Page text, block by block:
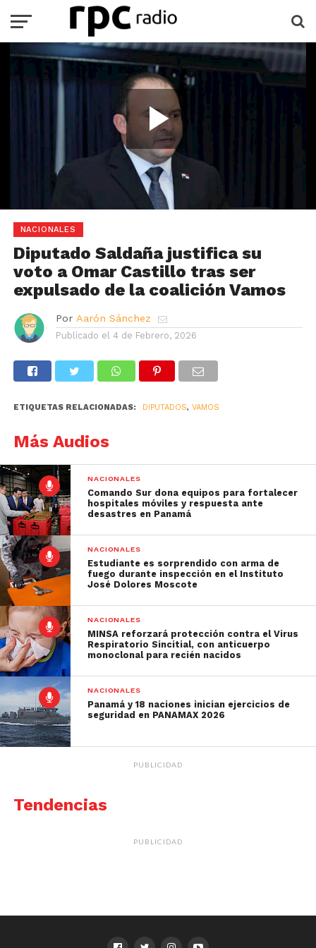
Play
Video
Time
Loaded:
100.00%
NACIONALES
Diputado Saldaña justifica su
voto a Omar Castillo tras ser
expulsado de la coalición Vamos
Por Aarón Sánchez
Publicado el 4 de Febrero, 2026
ETIQUETAS RELACIONADAS: DIPUTADOS, VAMOS
Más Audios
NACIONALES
Comando Sur dona equipos para fortalecer
hospitales móviles y respuesta ante
desastres en Panamá
NACIONALES
Estudiante es sorprendido con arma de
fuego durante inspección en el Instituto
José Dolores Moscote
NACIONALES
MINSA reforzará protección contra el Virus
Respiratorio Sincitial, con anticuerpo
monoclonal para recién nacidos
NACIONALES
Panamá y 18 naciones inician ejercicios de
seguridad en PANAMAX 2026
PUBLICIDAD
Tendencias
PUBLICIDAD